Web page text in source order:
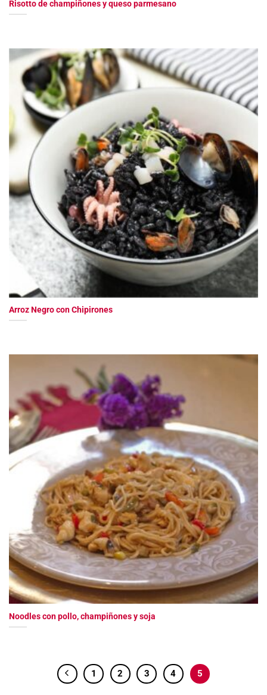
Risotto de champiñones y queso parmesano
Arroz Negro con Chipirones
Noodles con pollo, champiñones y soja
1 2 3 4 5